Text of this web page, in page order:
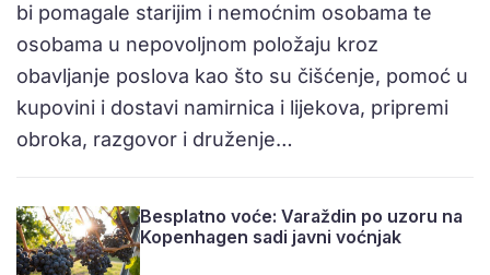
bi pomagale starijim i nemoćnim osobama te
osobama u nepovoljnom položaju kroz
obavljanje poslova kao što su čišćenje, pomoć u
kupovini i dostavi namirnica i lijekova, pripremi
obroka, razgovor i druženje…
Besplatno voće: Varaždin po uzoru na
Kopenhagen sadi javni voćnjak